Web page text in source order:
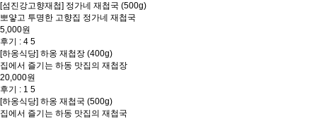
[섬진강고향재첩] 정가네 재첩국 (500g)
뽀얗고 투명한 고향집 정가네 재첩국
5,000원
후기 : 4 5
[하옹식당] 하옹 재첩장 (400g)
집에서 즐기는 하동 맛집의 재첩장
20,000원
후기 : 1 5
[하옹식당] 하옹 재첩국 (500g)
집에서 즐기는 하동 맛집의 재첩국